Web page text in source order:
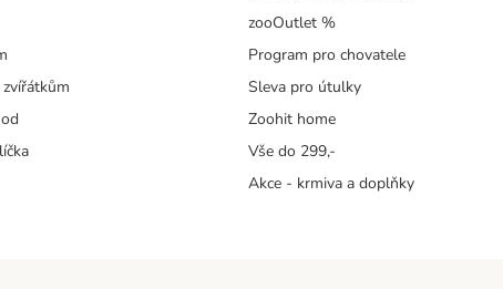
zooOutlet %
Program pro chovatele
Sleva pro útulky
Zoohit home
Vše do 299,-
Akce - krmiva a doplňky